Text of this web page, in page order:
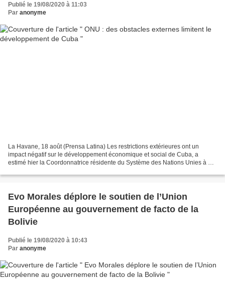
Publié le 19/08/2020 à 11:03
Par anonyme
La Havane, 18 août (Prensa Latina) Les restrictions extérieures ont un
impact négatif sur le développement économique et social de Cuba, a
estimé hier la Coordonnatrice résidente du Système des Nations Unies à La
Evo Morales déplore le soutien de l’Union
Européenne au gouvernement de facto de la
Bolivie
Publié le 19/08/2020 à 10:43
Par anonyme